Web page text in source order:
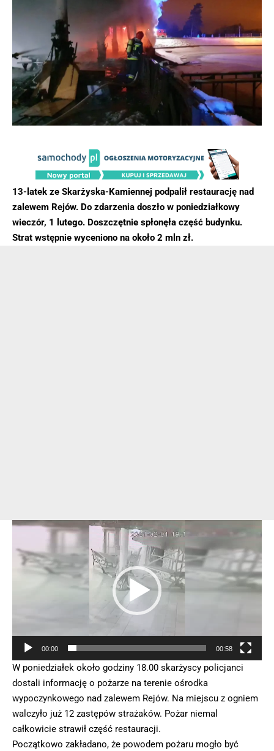
13-latek ze Skarżyska-Kamiennej podpalił restaurację nad
zalewem Rejów. Do zdarzenia doszło w poniedziałkowy
wieczór, 1 lutego. Doszczętnie spłonęła część budynku.
Strat wstępnie wyceniono na około 2 mln zł.
Odtwarzacz
00:00 00:58
W poniedziałek około godziny 18.00 skarżyscy policjanci
dostali informację o pożarze na terenie ośrodka
wypoczynkowego nad zalewem Rejów. Na miejscu z ogniem
walczyło już 12 zastępów strażaków. Pożar niemal
całkowicie strawił część restauracji.
Początkowo zakładano, że powodem pożaru mogło być